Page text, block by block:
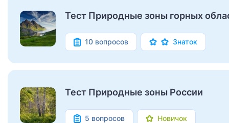
Тест Природные зоны горных
10 вопросов Знаток
Тест Природные зоны России
5 вопросов Новичок